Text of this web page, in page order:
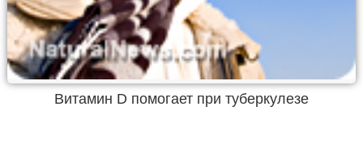
Витамин D помогает при туберкулезе